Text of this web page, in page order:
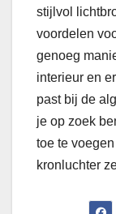
stijlvol
voordelen
genoeg
interieur en
past bij de
je op zoek
toe te
kronluchter